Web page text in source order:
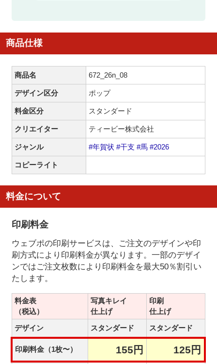
商品仕様
商品名 672_26n_08
デザイン区分 ポップ
料金区分 スタンダード
クリエイター ティービー株式会社
ジャンル #年賀状 #干支 #馬 #2026
コピーライト
料金について
印刷料金
ウェブポの印刷サービスは、ご注文のデザインや印
刷方式により印刷料金が異なります。一部のデザイ
ンではご注文枚数により印刷料金を最大50％割引い
たします。
料金表
（税込）
写真キレイ
仕上げ
印刷
仕上げ
デザイン
スタンダード スタンダード
印刷料金（1枚〜） 155円 125円